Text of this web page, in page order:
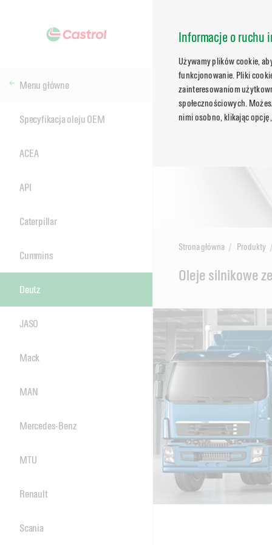
Informacje o ruchu
Używamy plików cookie,
funkcjonowanie. Pliki
zainteresowaniom
społecznościowych.
nimi osobno, klikając opcję
Menu główne
Specyfikacja oleju OEM
ACEA
API
Caterpillar
Cummins
Deutz
JASO
Mack
MAN
Mercedes-Benz
MTU
Renault
Scania
Strona główna Produkty
Oleje silnikowe